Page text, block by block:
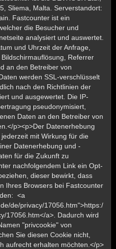
Sliema, Malta. Serverstandort:
Fastcounter ist ein
die Besucher und
analysiert und auswertet.
und Uhrzeit der Anfrage,
Referrer
an den Betreiber von
werden SSL-verschlüsselt
nach den Richtlinien der
und ausgewertet. Die IP-
pseudonymisiert,
Daten an den Betreiber von
p><p>Der Datenerhebung
mit Wirkung für die
Datenerhebung und -
für die Zukunft zu
nachfolgendem Link ein Opt-
dieser bewirkt, dass
Ihres Browsers bei Fastcounter
<a
de/privacy/17056.htm">https:/
17056.htm</a>. Dadurch wird
"privcookie" von
Sie diesen Cookie nicht,
aufrecht erhalten möchten.</p>